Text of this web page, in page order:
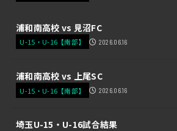
浦和南高校 vs 見沼FC
U-15・U-16【南部】 2026.06.16
浦和南高校 vs 上尾SC
U-15・U-16【南部】 2026.06.16
埼玉U-15・U-16試合結果